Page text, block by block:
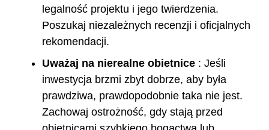
legalność projektu i jego twierdzenia.
Poszukaj niezależnych recenzji i oficjalnych
rekomendacji.
Uważaj na nierealne obietnice : Jeśli
inwestycja brzmi zbyt dobrze, aby była
prawdziwa, prawdopodobnie taka nie jest.
Zachowaj ostrożność, gdy stają przed